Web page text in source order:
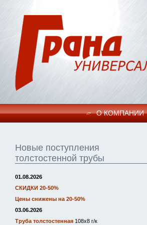
О КОМПАНИИ
Новые поступления
толстостенной трубы
01.08.2026
СКИДКИ 20-50%
Цены снижены на 20-50%
03.06.2026
Труба толстостенная 108х8 г/к